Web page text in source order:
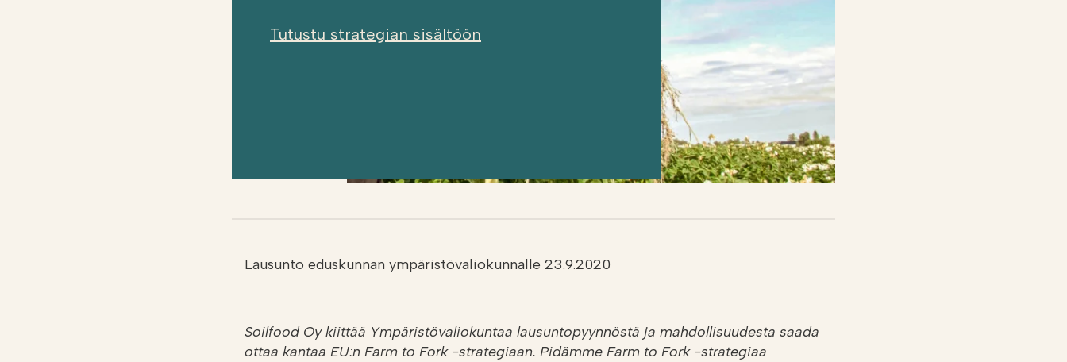
Tutustu strategian sisältöön
Lausunto eduskunnan ympäristövaliokunnalle 23.9.2020
Soilfood Oy kiittää Ympäristövaliokuntaa lausuntopyynnöstä ja mahdollisuudesta saada
ottaa kantaa EU:n Farm to Fork -strategiaan. Pidämme Farm to Fork -strategiaa